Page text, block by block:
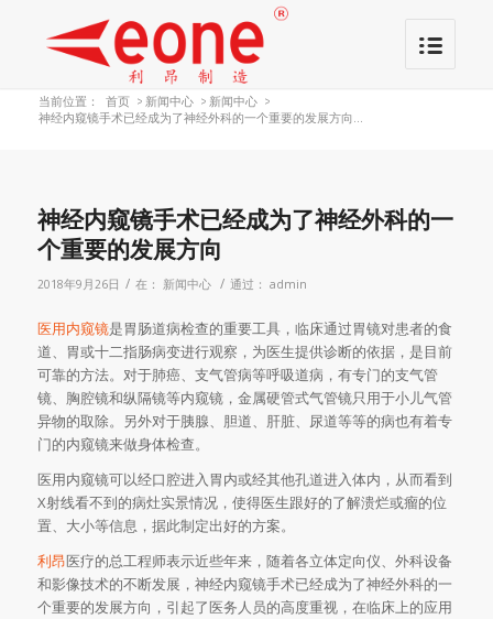
当前位置： 首页 > 新闻中心 > 新闻中心 >
神经内窥镜手术已经成为了神经外科的一个重要的发展方向...
神经内窥镜手术已经成为了神经外科的一
个重要的发展方向
2018年9月26日 / 在： 新闻中心 / 通过： admin
医用内窥镜是胃肠道病检查的重要工具，临床通过胃镜对患者的食
道、胃或十二指肠病变进行观察，为医生提供诊断的依据，是目前
可靠的方法。对于肺癌、支气管病等呼吸道病，有专门的支气管
镜、胸腔镜和纵隔镜等内窥镜，金属硬管式气管镜只用于小儿气管
异物的取除。另外对于胰腺、胆道、肝脏、尿道等等的病也有着专
门的内窥镜来做身体检查。
医用内窥镜可以经口腔进入胃内或经其他孔道进入体内，从而看到
X射线看不到的病灶实景情况，使得医生跟好的了解溃烂或瘤的位
置、大小等信息，据此制定出好的方案。
利昂医疗的总工程师表示近些年来，随着各立体定向仪、外科设备
和影像技术的不断发展，神经内窥镜手术已经成为了神经外科的一
个重要的发展方向，引起了医务人员的高度重视，在临床上的应用